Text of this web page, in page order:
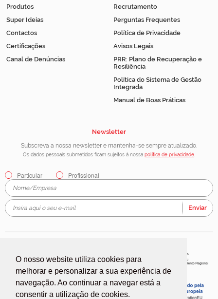
O nosso website utiliza cookies para
melhorar e personalizar a sua experiência de
navegação. Ao continuar a navegar está a
consentir a utilização de cookies.
Produtos
Super Ideias
Contactos
Certificações
Canal de Denúncias
Recrutamento
Perguntas Frequentes
Política de Privacidade
Avisos Legais
PRR: Plano de Recuperação e
Resiliência
Política do Sistema de Gestão
Integrada
Manual de Boas Práticas
Newsletter
Subscreva a nossa newsletter e mantenha-se sempre atualizado.
Os dados pessoais submetidos ficam sujeitos à nossa política de privacidade
Particular Profissional
Enviar